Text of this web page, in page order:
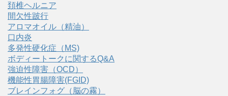
頚椎ヘルニア
間欠性跛行
アロマオイル（精油）
口内炎
多発性硬化症（MS)
ボディートークに関するQ&A
強迫性障害（OCD）
機能性胃腸障害(FGID)
ブレインフォグ（脳の霧）